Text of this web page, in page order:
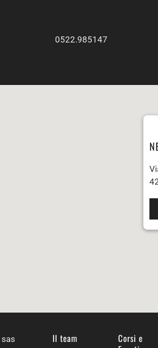
0522.985147
sas
Il team
Corsi e